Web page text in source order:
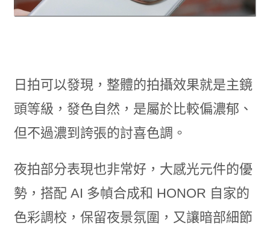
日拍可以發現，整體的拍攝效果就是主鏡
頭等級，發色自然，是屬於比較偏濃郁、
但不過濃到誇張的討喜色調。
夜拍部分表現也非常好，大感光元件的優
勢，搭配 AI 多幀合成和 HONOR 自家的
色彩調校，保留夜景氛圍，又讓暗部細節